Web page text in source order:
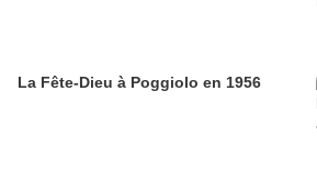
La Fête-Dieu à Poggiolo en 1956